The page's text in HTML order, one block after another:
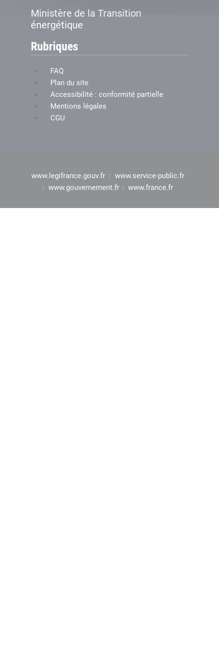
Ministère de la Transition
énergétique
Rubriques
FAQ
Plan du site
Accessibilité : conformité partielle
Mentions légales
CGU
www.legifrance.gouv.fr
www.service-public.fr
www.gouvernement.fr
www.france.fr